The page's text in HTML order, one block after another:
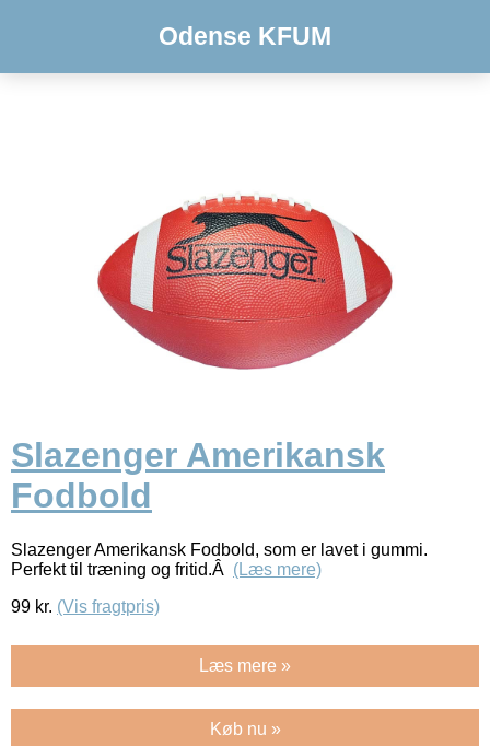
Odense KFUM
Slazenger Amerikansk
Fodbold
Slazenger Amerikansk Fodbold, som er lavet i gummi.
Perfekt til træning og fritid.Â (Læs mere)
99 kr. (Vis fragtpris)
Læs mere »
Køb nu »